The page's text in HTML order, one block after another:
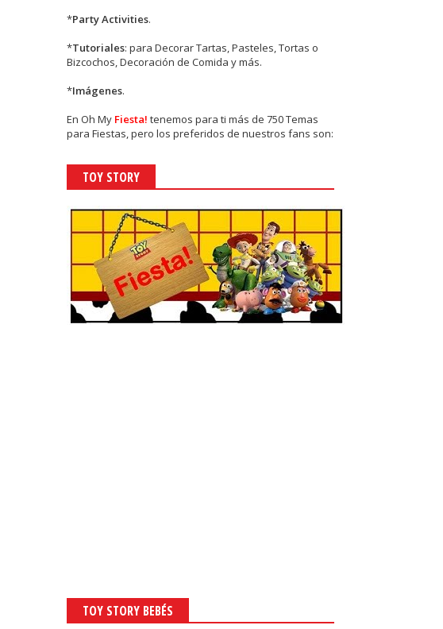
*Party Activities.
*Tutoriales: para Decorar Tartas, Pasteles, Tortas o
Bizcochos, Decoración de Comida y más.
*Imágenes.
EnOh My Fiesta! tenemos para ti más de 750 Temas
para Fiestas, pero los preferidos de nuestros fans son:
TOY STORY
TOY STORY BEBÉS